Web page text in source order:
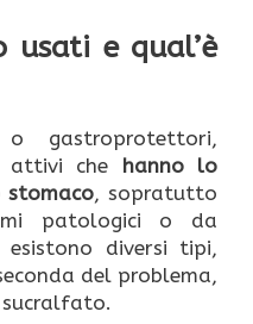
usati e qual’è
gastroprotettori,
attivi che hanno lo
stomaco, sopratutto
patologici o da
esistono diversi tipi,
del problema,